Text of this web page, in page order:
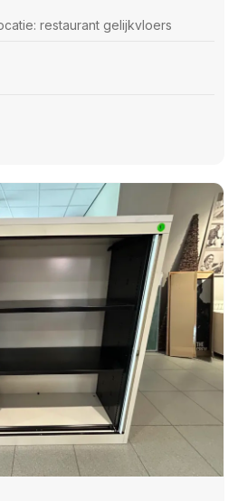
restaurant gelijkvloers